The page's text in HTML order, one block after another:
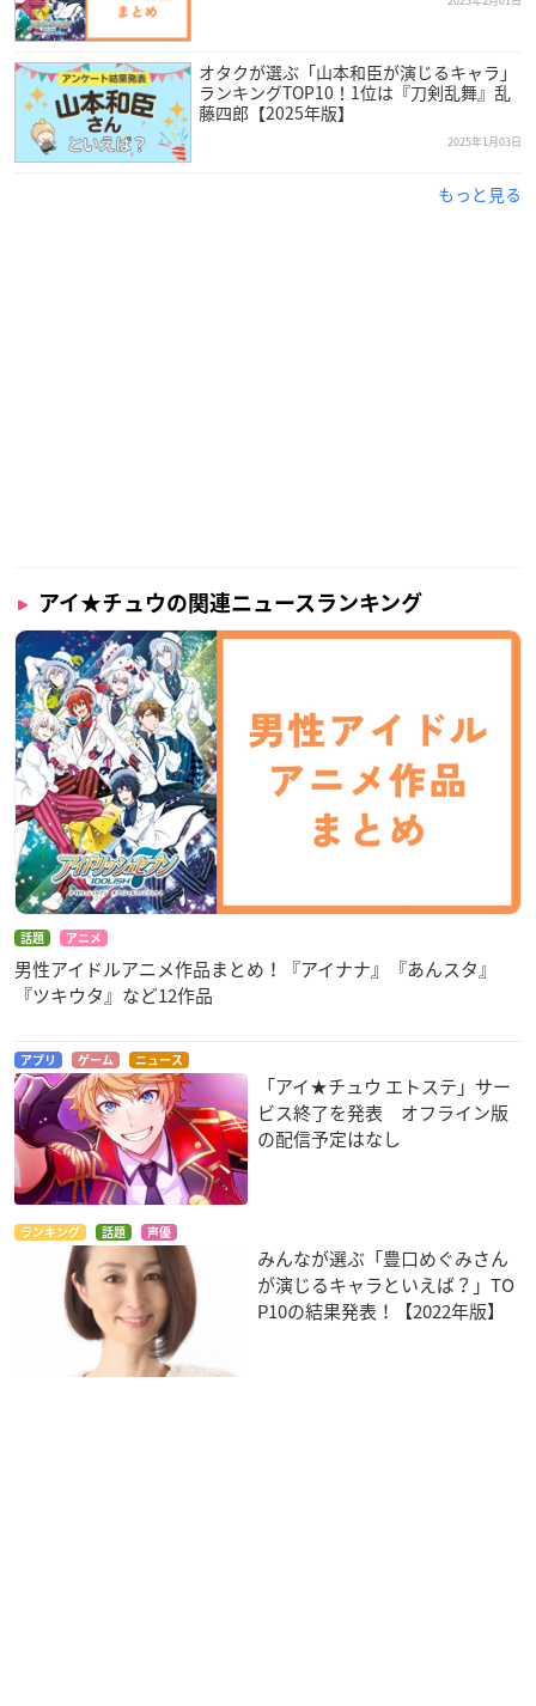
オタクが選ぶ「山本和臣が演じるキャラ」
ランキングTOP10！1位は『刀剣乱舞』乱
藤四郎【2025年版】
2025年1月03日
もっと見る
アイ★チュウの関連ニュースランキング
話題 アニメ
男性アイドルアニメ作品まとめ！『アイナナ』『あんスタ』
『ツキウタ』など12作品
アプリ ゲーム ニュース
「アイ★チュウ エトステ」サー
ビス終了を発表 オフライン版
の配信予定はなし
ランキング 話題 声優
みんなが選ぶ「豊口めぐみさん
が演じるキャラといえば？」TO
P10の結果発表！【2022年版】